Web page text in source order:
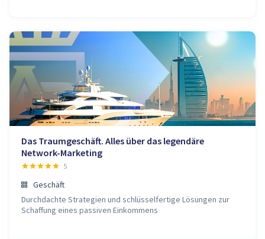
Das Traumgeschäft. Alles über das legendäre
Network-Marketing
5
Geschäft
Durchdachte Strategien und schlüsselfertige Lösungen zur
Schaffung eines passiven Einkommens